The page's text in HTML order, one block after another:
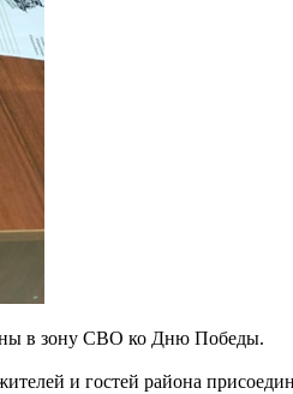
в зону СВО ко Дню Победы.
и гостей района